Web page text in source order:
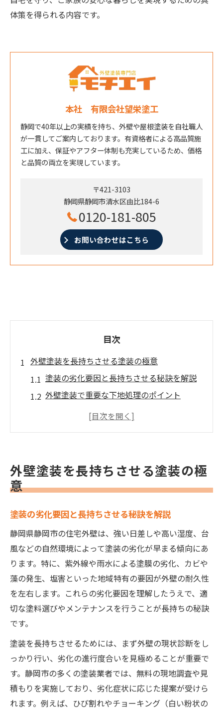
体策を得られる内容です。
本社 有限会社望栄塗工
静岡で40年以上の実績を持ち、外壁や屋根塗装を自社職人
が一貫してご案内しております。有資格者による高品質施
工に加え、保証やアフター体制も充実しているため、価格
と品質の両立を実現しています。
〒421-3103
静岡県静岡市清水区由比184-6
0120-181-805
お問い合わせはこちら
目次
外壁塗装を長持ちさせる塗装の極意
塗装の劣化要因と長持ちさせる秘訣を解説
外壁塗装で重要な下地処理のポイント
塗装選びで失敗しない色と塗料の選定法
静岡市の家で安心を守る外壁塗装対策
静岡市の気候に最適な塗装対策とは何か
塗装のトラブルを防ぐための事前チェック
安心できる塗装プラン選びの基本ポイント
塗装業者との信頼関係を築く相談方法
厳しい気候に強い外壁塗装の選び方
静岡の塗装選びで重視すべき耐候性とは
外壁塗装で差がつく塗料の性能比較
塗装による紫外線・雨風対策の具体策
塗装工事で見落としがちな施工ポイント
塗装費用比較で後悔しない家づくりのコツ
外壁塗装の費用相場と塗装プランの違い
塗装の見積もり比較で得するポイント公開
外壁塗装を長持ちさせる塗装の極
意
塗装の劣化要因と長持ちさせる秘訣を解説
静岡県静岡市の住宅外壁は、強い日差しや高い湿度、台
風などの自然環境によって塗装の劣化が早まる傾向にあ
ります。特に、紫外線や雨水による塗膜の劣化、カビや
藻の発生、塩害といった地域特有の要因が外壁の耐久性
を左右します。これらの劣化要因を理解したうえで、適
切な塗料選びやメンテナンスを行うことが長持ちの秘訣
です。
塗装を長持ちさせるためには、まず外壁の現状診断をし
っかり行い、劣化の進行度合いを見極めることが重要で
す。静岡市の多くの塗装業者では、無料の現地調査や見
積もりを実施しており、劣化症状に応じた提案が受けら
れます。例えば、ひび割れやチョーキング（白い粉状の